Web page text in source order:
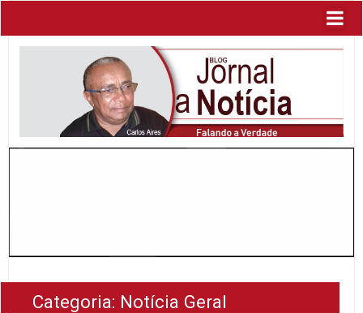
Categoria: Notícia Geral